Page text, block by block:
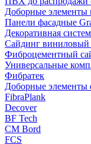
Доборные элементы
Панели фасадные
Декоративная
Сайдинг виниловый
Фиброцементный
Универсальные
Фибратек
Доборные элементы
FibraPlank
Decover
BF Tech
CM Bord
FCS